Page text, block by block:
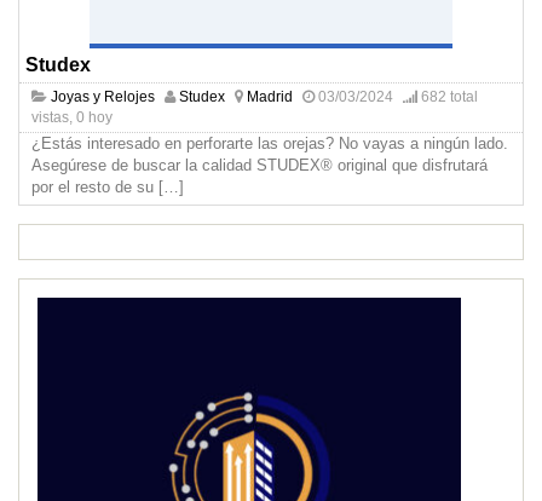
Studex
Joyas y Relojes Studex Madrid 03/03/2024
682 total
vistas, 0 hoy
¿Estás interesado en perforarte las orejas? No vayas a ningún lado.
Asegúrese de buscar la calidad STUDEX® original que disfrutará
por el resto de su […]